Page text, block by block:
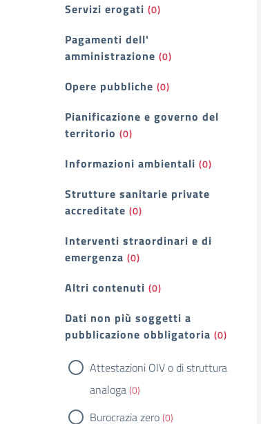
Servizi erogati (0)
Pagamenti dell'
amministrazione (0)
Opere pubbliche (0)
Pianificazione e governo del
territorio (0)
Informazioni ambientali (0)
Strutture sanitarie private
accreditate (0)
Interventi straordinari e di
emergenza (0)
Altri contenuti (0)
Dati non più soggetti a
pubblicazione obbligatoria (0)
Attestazioni OIV o di struttura
analoga(0)
Burocrazia zero(0)